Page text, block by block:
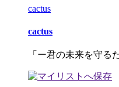
cactus
cactus
「ー君の未来を守る